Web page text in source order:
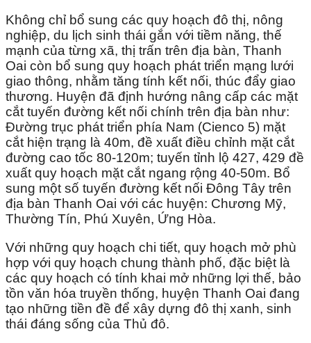
Không chỉ bổ sung các quy hoạch đô thị, nông
nghiệp, du lịch sinh thái gắn với tiềm năng, thế
mạnh của từng xã, thị trấn trên địa bàn, Thanh
Oai còn bổ sung quy hoạch phát triển mạng lưới
giao thông, nhằm tăng tính kết nối, thúc đẩy giao
thương. Huyện đã định hướng nâng cấp các mặt
cắt tuyến đường kết nối chính trên địa bàn như:
Đường trục phát triển phía Nam (Cienco 5) mặt
cắt hiện trạng là 40m, đề xuất điều chỉnh mặt cắt
đường cao tốc 80-120m; tuyến tỉnh lộ 427, 429 đề
xuất quy hoạch mặt cắt ngang rộng 40-50m. Bổ
sung một số tuyến đường kết nối Đông Tây trên
địa bàn Thanh Oai với các huyện: Chương Mỹ,
Thường Tín, Phú Xuyên, Ứng Hòa.
Với những quy hoạch chi tiết, quy hoạch mở phù
hợp với quy hoạch chung thành phố, đặc biệt là
các quy hoạch có tính khai mở những lợi thế, bảo
tồn văn hóa truyền thống, huyện Thanh Oai đang
tạo những tiền đề để xây dựng đô thị xanh, sinh
thái đáng sống của Thủ đô.